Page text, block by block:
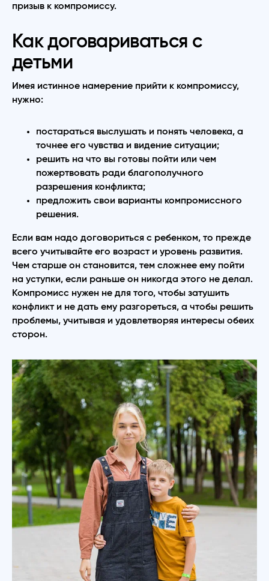
призыв к компромиссу.
Как договариваться с
детьми
Имея истинное намерение прийти к компромиссу,
нужно:
постараться выслушать и понять человека, а
точнее его чувства и видение ситуации;
решить на что вы готовы пойти или чем
пожертвовать ради благополучного
разрешения конфликта;
предложить свои варианты компромиссного
решения.
Если вам надо договориться с ребенком, то прежде
всего учитывайте его возраст и уровень развития.
Чем старше он становится, тем сложнее ему пойти
на уступки, если раньше он никогда этого не делал.
Компромисс нужен не для того, чтобы затушить
конфликт и не дать ему разгореться, а чтобы решить
проблемы, учитывая и удовлетворяя интересы обеих
сторон.